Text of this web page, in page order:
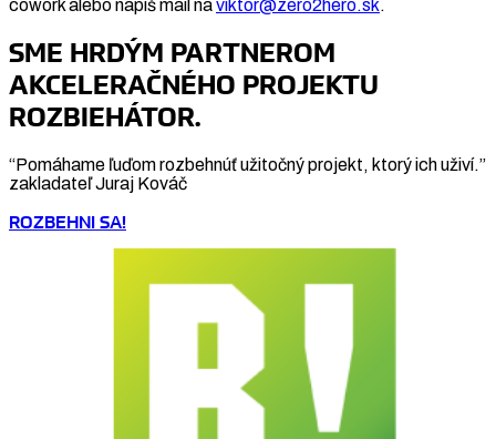
cowork alebo napíš mail naviktor@zero2hero.sk.
SME HRDÝM PARTNEROM
AKCELERAČNÉHO PROJEKTU
ROZBIEHÁTOR.
“Pomáhame ľuďom rozbehnúť užitočný projekt, ktorý ich uživí.”
zakladateľ Juraj Kováč
ROZBEHNI SA!